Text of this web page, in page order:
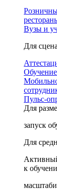
Вузы и
Для
Пульс-
Для
запуск
Для
к